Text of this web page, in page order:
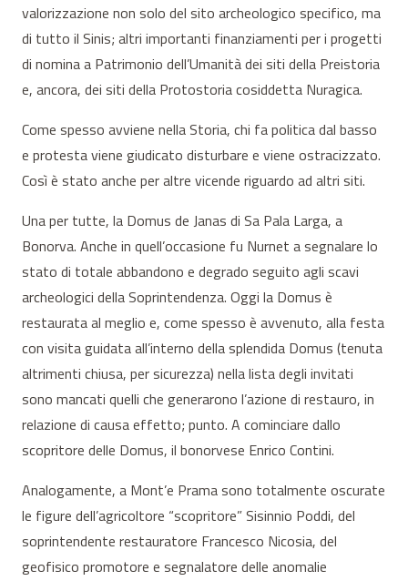
valorizzazione non solo del sito archeologico specifico, ma
di tutto il Sinis; altri importanti finanziamenti per i progetti
di nomina a Patrimonio dell’Umanità dei siti della Preistoria
e, ancora, dei siti della Protostoria cosiddetta Nuragica.
Come spesso avviene nella Storia, chi fa politica dal basso
e protesta viene giudicato disturbare e viene ostracizzato.
Così è stato anche per altre vicende riguardo ad altri siti.
Una per tutte, la Domus de Janas di Sa Pala Larga, a
Bonorva. Anche in quell’occasione fu Nurnet a segnalare lo
stato di totale abbandono e degrado seguito agli scavi
archeologici della Soprintendenza. Oggi la Domus è
restaurata al meglio e, come spesso è avvenuto, alla festa
con visita guidata all’interno della splendida Domus (tenuta
altrimenti chiusa, per sicurezza) nella lista degli invitati
sono mancati quelli che generarono l’azione di restauro, in
relazione di causa effetto; punto. A cominciare dallo
scopritore delle Domus, il bonorvese Enrico Contini.
Analogamente, a Mont’e Prama sono totalmente oscurate
le figure dell’agricoltore “scopritore” Sisinnio Poddi, del
soprintendente restauratore Francesco Nicosia, del
geofisico promotore e segnalatore delle anomalie